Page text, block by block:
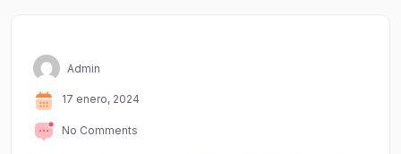
Admin
17 enero, 2024
No Comments